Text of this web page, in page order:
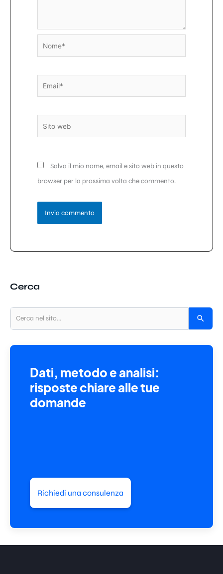
Nome*
Email*
Sito
web
Salva il mio nome, email e sito web in questo
browser per la prossima volta che commento.
Cerca
Dati, metodo e analisi:
risposte chiare alle tue
domande
Richiedi una consulenza